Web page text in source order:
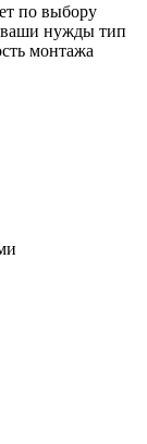
по выбору
ваши нужды тип
монтажа